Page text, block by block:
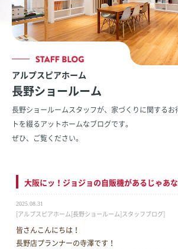
アルプスピアホーム
長野ショールーム
長野ショールームスタッフが、家づくりに関するお
トを綴るアットホームなブログです。
ぜひ、ご覧ください。
大阪にッ！ジョジョの自販機があるじゃあな
2025.08.31
[アルプスピアホーム[長野ショールーム]スタッフブログ]
皆さんこんにちは！
長野店プランナーの寺澤です！